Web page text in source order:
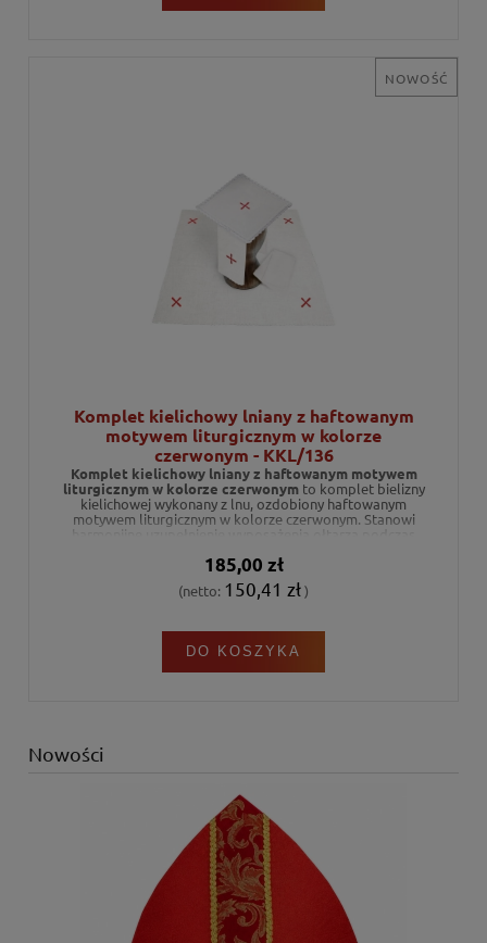
Komplet kielichowy lniany z haftowanym
motywem liturgicznym w kolorze
czerwonym - KKL/136
Komplet kielichowy lniany z haftowanym motywem
liturgicznym w kolorze czerwonymto komplet bielizny
kielichowej wykonany z lnu, ozdobiony haftowanym
motywem liturgicznym w kolorze czerwonym. Stanowi
harmonijne uzupełnienie wyposażenia ołtarza podczas
185,00 zł
(netto: 150,41 zł)
DO KOSZYKA
NOWOŚĆ
Nowości